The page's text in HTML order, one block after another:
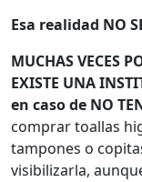
Esa realidad NO
MUCHAS VECES
EXISTE UNA
en caso de NO
comprar toallas
tampones o
visibilizarla,